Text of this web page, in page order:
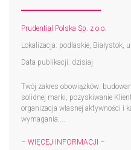
Prudential Polska Sp. z o.o.
Lokalizacja: podlaskie, Białystok,
Data publikacji: dzisiaj
Twój zakres obowiązków:
solidnej marki, pozyskiwanie
organizacja własnej aktywności i
wymagania:...
– WIĘCEJ INFORMACJI –